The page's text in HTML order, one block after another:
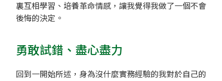
裏互相學習、培養革命情感，讓我覺得我做了一個不會
後悔的決定。
勇敢試錯、盡心盡力
回到一開始所述，身為沒什麼實務經驗的我對於自己的